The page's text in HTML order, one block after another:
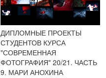
ДИПЛОМНЫЕ ПРОЕКТЫ
СТУДЕНТОВ КУРСА
"СОВРЕМЕННАЯ
ФОТОГРАФИЯ" 20/21. ЧАСТЬ
9. МАРИ АНОХИНА